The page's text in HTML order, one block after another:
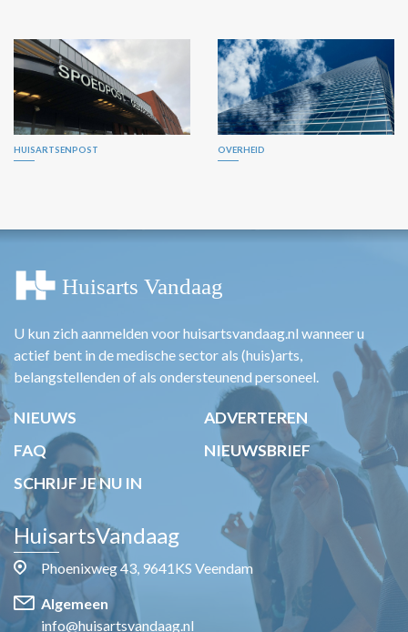
HUISARTSENPOST OVERHEID
U kun zich aanmelden voor huisartsvandaag.nl wanneer u
actief bent in de medische sector als (huis)arts,
belangstellenden of als ondersteunend personeel.
NIEUWS
ADVERTEREN
FAQ
NIEUWSBRIEF
SCHRIJF JE NU IN
HuisartsVandaag
Phoenixweg 43, 9641KS Veendam
Algemeen
info@huisartsvandaag.nl